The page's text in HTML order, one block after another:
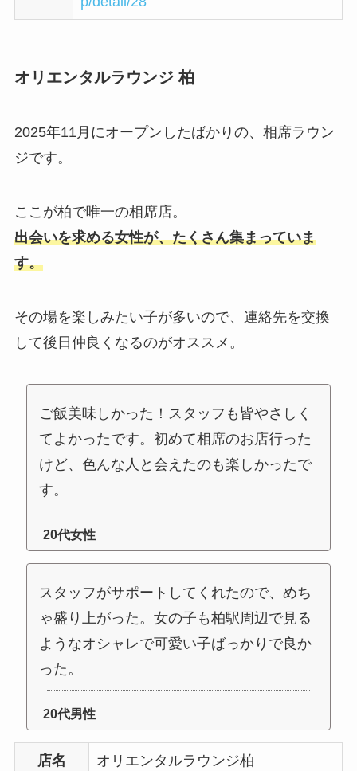
オリエンタルラウンジ 柏
2025年11月にオープンしたばかりの、相席ラウン
ジです。
ここが柏で唯一の相席店。
出会いを求める女性が、たくさん集まっていま
す。
その場を楽しみたい子が多いので、連絡先を交換
して後日仲良くなるのがオススメ。
ご飯美味しかった！スタッフも皆やさしく
てよかったです。初めて相席のお店行った
けど、色んな人と会えたのも楽しかったで
す。
20代女性
スタッフがサポートしてくれたので、めち
ゃ盛り上がった。女の子も柏駅周辺で見る
ようなオシャレで可愛い子ばっかりで良か
った。
20代男性
店名 オリエンタルラウンジ柏